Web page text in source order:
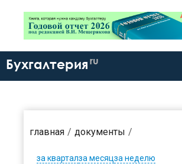
Бухгалтерия ru
главная документы
за кварталза месяцза неделю